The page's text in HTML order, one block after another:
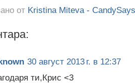
от Kristina Miteva - CandySays
30 август 2013 г. в 12:37
ти,Крис <3